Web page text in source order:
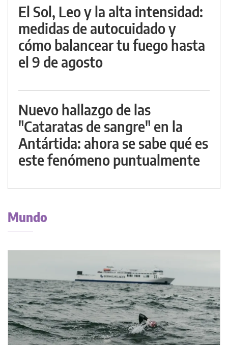
El Sol, Leo y la alta intensidad:
medidas de autocuidado y
cómo balancear tu fuego hasta
el 9 de agosto
Nuevo hallazgo de las
"Cataratas de sangre" en la
Antártida: ahora se sabe qué es
este fenómeno puntualmente
Mundo